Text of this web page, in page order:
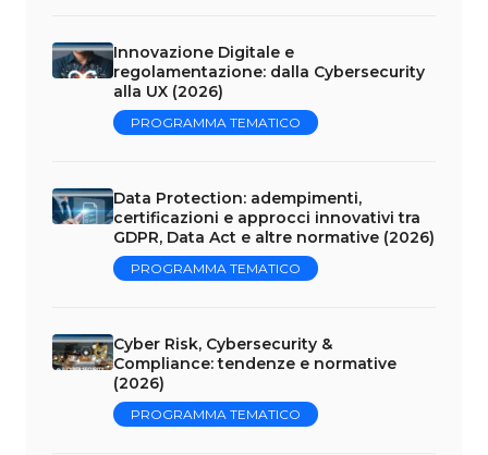
Innovazione Digitale e
regolamentazione: dalla Cybersecurity
alla UX (2026)
PROGRAMMA TEMATICO
Data Protection: adempimenti,
certificazioni e approcci innovativi tra
GDPR, Data Act e altre normative (2026)
PROGRAMMA TEMATICO
Cyber Risk, Cybersecurity &
Compliance: tendenze e normative
(2026)
PROGRAMMA TEMATICO